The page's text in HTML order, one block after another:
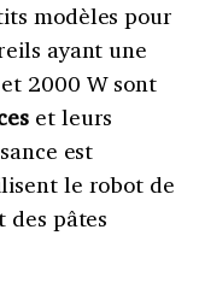
modèles pour
ayant une
2000 W sont
et leurs
est
le robot de
pâtes